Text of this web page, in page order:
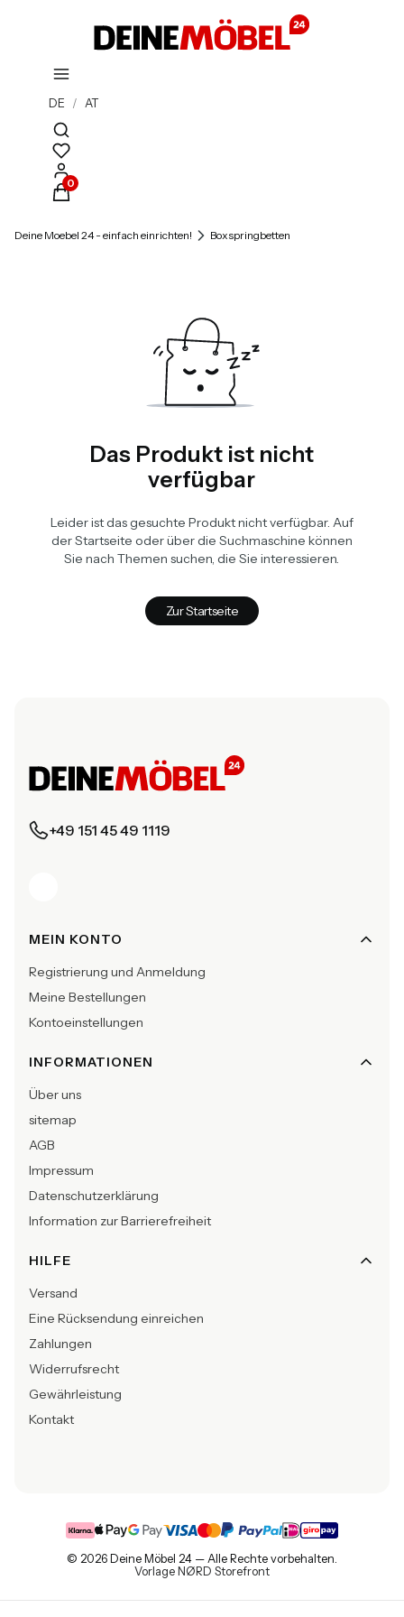
DE / AT
Suchmaschine öffnen
Produkte im Warenkorb: 0. Details anzeigen
Deine Moebel 24 - einfach einrichten! Boxspringbetten
Das Produkt ist nicht
verfügbar
Leider ist das gesuchte Produkt nicht verfügbar. Auf
der Startseite oder über die Suchmaschine können
Sie nach Themen suchen, die Sie interessieren.
Zur Startseite
+49 151 45 49 1119
Fußzeilenmenü
MEIN KONTO
Registrierung und Anmeldung
Meine Bestellungen
Kontoeinstellungen
INFORMATIONEN
Über uns
sitemap
AGB
Impressum
Datenschutzerklärung
Information zur Barrierefreiheit
HILFE
Versand
Eine Rücksendung einreichen
Zahlungen
Widerrufsrecht
Gewährleistung
Kontakt
© 2026 Deine Möbel 24 — Alle Rechte vorbehalten.
Vorlage NØRD Storefront